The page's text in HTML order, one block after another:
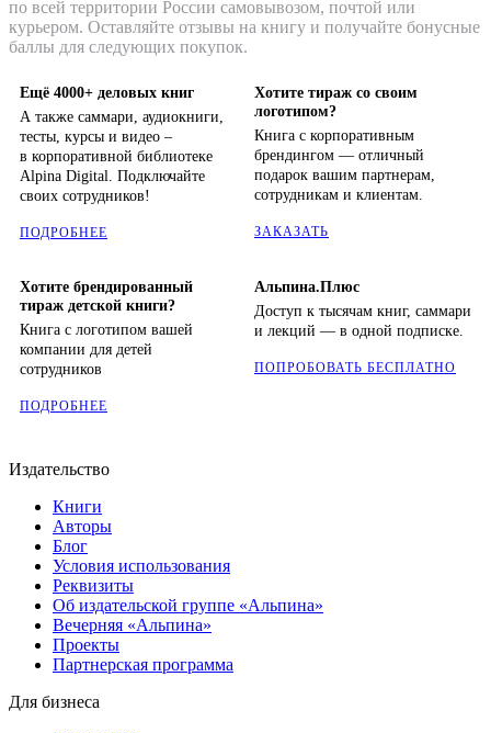
по всей территории России самовывозом, почтой или
курьером. Оставляйте отзывы на книгу и получайте бонусные
баллы для следующих покупок.
Ещё 4000+ деловых книг
А также саммари, аудиокниги,
тесты, курсы и видео –
в корпоративной библиотеке
Alpina Digital. Подключайте
своих сотрудников!
ПОДРОБНЕЕ
Хотите тираж со своим
логотипом?
Книга с корпоративным
брендингом — отличный
подарок вашим партнерам,
сотрудникам и клиентам.
ЗАКАЗАТЬ
Хотите брендированный
тираж детской книги?
Книга с логотипом вашей
компании для детей
сотрудников
ПОДРОБНЕЕ
Альпина.Плюс
Доступ к тысячам книг, саммари
и лекций — в одной подписке.
ПОПРОБОВАТЬ БЕСПЛАТНО
Издательство
Книги
Авторы
Блог
Условия использования
Реквизиты
Об издательской группе «Альпина»
Вечерняя «Альпина»
Проекты
Партнерская программа
Для бизнеса